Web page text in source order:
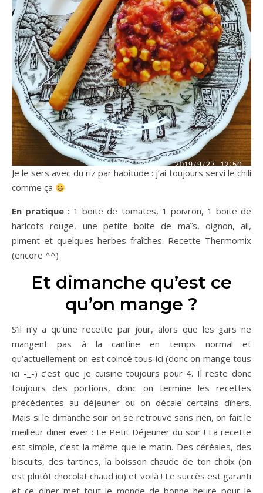
Je le sers avec du riz par habitude : j’ai toujours servi le chili
comme ça
En pratique : 1 boite de tomates, 1 poivron, 1 boite de
haricots rouge, une petite boite de maïs, oignon, ail,
piment et quelques herbes fraîches. Recette Thermomix
(encore ^^)
Et dimanche qu’est ce
qu’on mange ?
S’il n’y a qu’une recette par jour, alors que les gars ne
mangent pas à la cantine en temps normal et
qu’actuellement on est coincé tous ici (donc on mange tous
ici -_-) c’est que je cuisine toujours pour 4. Il reste donc
toujours des portions, donc on termine les recettes
précédentes au déjeuner ou on décale certains dîners.
Mais si le dimanche soir on se retrouve sans rien, on fait le
meilleur diner ever : Le Petit Déjeuner du soir ! La recette
est simple, c’est la même que le matin. Des céréales, des
biscuits, des tartines, la boisson chaude de ton choix (on
est plutôt chocolat chaud ici) et voilà ! Le succès est garanti
et ce diner met tout le monde de bonne heure pour le